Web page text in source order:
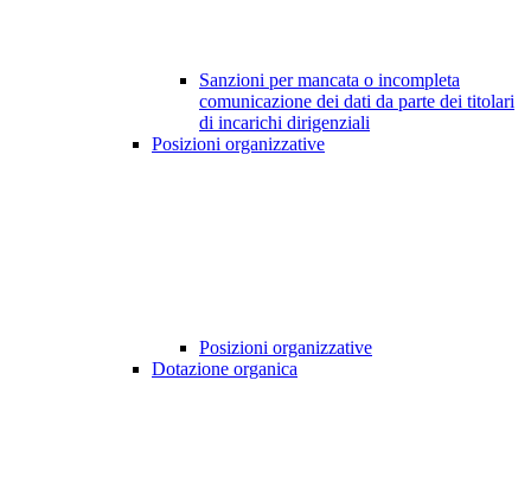
Sanzioni per mancata o incompleta
comunicazione dei dati da parte dei titolari
di incarichi dirigenziali
Posizioni organizzative
Posizioni organizzative
Dotazione organica